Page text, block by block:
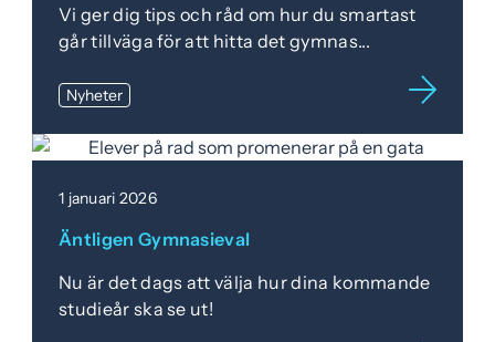
Vi ger dig tips och råd om hur du smartast
går tillväga för att hitta det gymnas...
Nyheter
1 januari 2026
Äntligen Gymnasieval
Nu är det dags att välja hur dina kommande
studieår ska se ut!